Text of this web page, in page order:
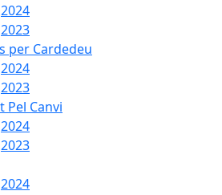
2024
2023
per Cardedeu
2024
2023
Pel Canvi
2024
2023
2024